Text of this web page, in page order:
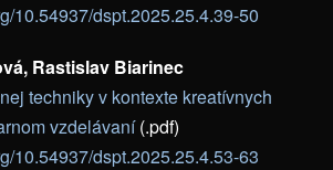
10.54937/dspt.2025.25.4.39-50
Rastislav Biarinec
techniky v kontexte kreatívnych
vzdelávaní(.pdf)
10.54937/dspt.2025.25.4.53-63